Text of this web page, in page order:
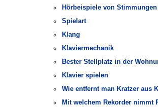
Hörbeispiele von Stimmungen
Spielart
Klang
Klaviermechanik
Bester Stellplatz in der
Klavier spielen
Wie entfernt man Kratzer aus
Mit welchem Rekorder nimmt